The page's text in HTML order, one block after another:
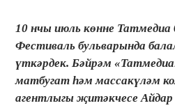
10 нчы июль көнне Татмедиа
Фестиваль бульварында
үткәрдек. Бәйрәм
матбугат һәм массакүләм
агентлыгы җитәкчесе Айдар